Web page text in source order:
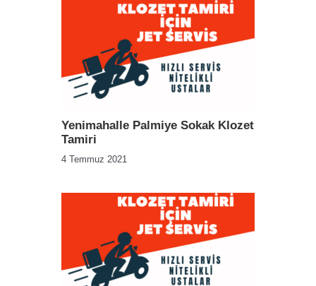
Yenimahalle Palmiye Sokak Klozet
Tamiri
4 Temmuz 2021